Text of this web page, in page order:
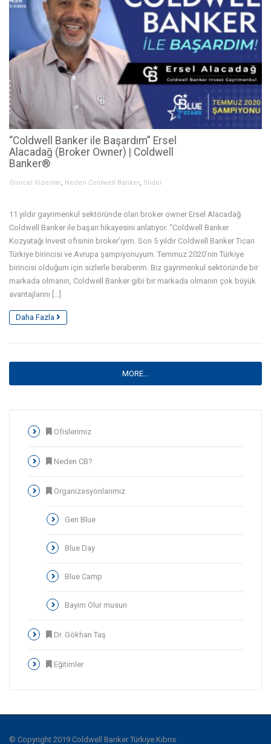
“Coldwell Banker ile Başardım” Ersel
Alacadağ (Broker Owner) | Coldwell
Banker®
Güncel Videolar, Neden Coldwell Banker, Slider
11 yıldır gayrimenkul sektöründe olan broker owner Ersel Alacadağ
Coldwell Banker ile başarı hikayesini anlatıyor. “Coldwell Banker
Kozyatağı Invest ofisinin broker’ıyım. Son 5 yıldır Coldwell Banker Ticari
Türkiye birincisi ve Avrupa şampiyonuyum. Temmuz 2020’nin Türkiye
birincisi olduğum için sizlerle beraberim. Biz gayrimenkul sektöründe bir
markada olmanın, Coldwell Banker gibi bir markada olmanın çok büyük
avantajlarını […]
Daha Fazla
MORE...
Ofislerimiz
Neden CB?
Organizasyonlarımız
Gen Blue
Blue Day
Blue Camp
Bayim Olur musun
Dr. Gökhan Taş
Eğitimler
© Copyright 2019 Coldwell Banker Türkiye Kıbrıs.